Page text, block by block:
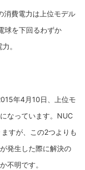
消費電力は上位モデル
球を下回るわずか
。
年4月10日、上位モ
なっています。NUC
すが、この2つよりも
発生した際に解決の
不明です。